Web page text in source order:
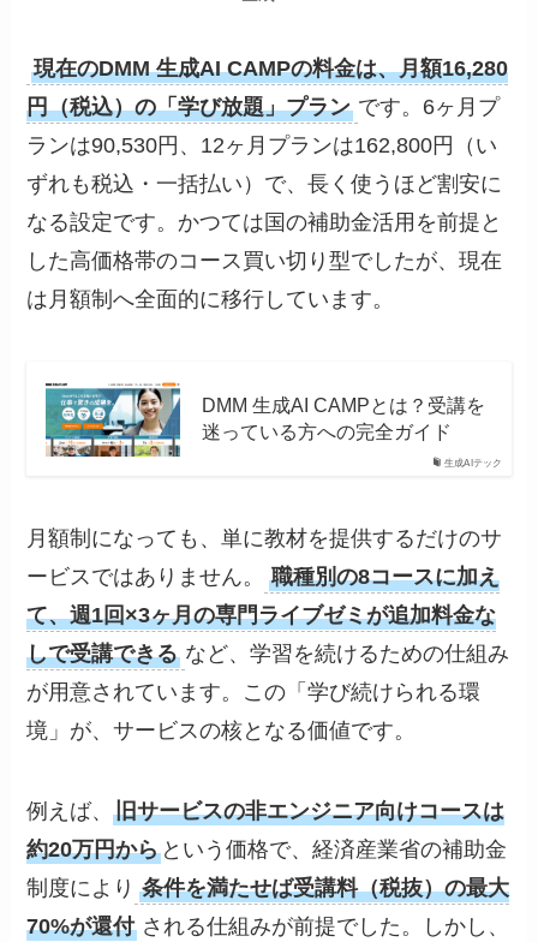
現在のDMM 生成AI CAMPの料金は、月額16,280
円（税込）の「学び放題」プラン です。6ヶ月プ
ランは90,530円、12ヶ月プランは162,800円（い
ずれも税込・一括払い）で、長く使うほど割安に
なる設定です。かつては国の補助金活用を前提と
した高価格帯のコース買い切り型でしたが、現在
は月額制へ全面的に移行しています。
生成AIテック
DMM 生成AI CAMPとは？受講を
迷っている方への完全ガイド
月額制になっても、単に教材を提供するだけのサ
ービスではありません。
職種別の8コースに加え
て、週1回×3ヶ月の専門ライブゼミが追加料金な
しで受講できる など、学習を続けるための仕組み
が用意されています。この「学び続けられる環
境」が、サービスの核となる価値です。
例えば、旧サービスの非エンジニア向けコースは
約20万円から という価格で、経済産業省の補助金
制度により 条件を満たせば受講料（税抜）の最大
70%が還付 される仕組みが前提でした。しかし、